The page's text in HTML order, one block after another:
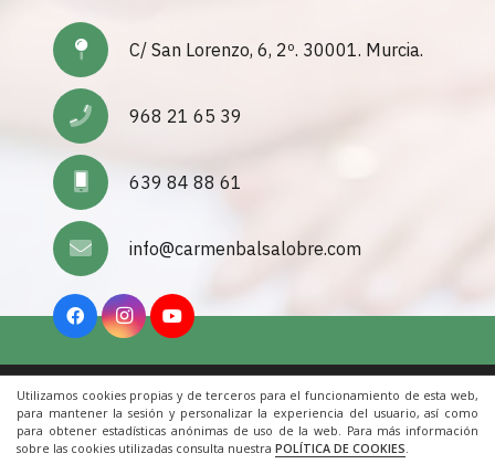
Utilizamos cookies propias y de terceros para el funcionamiento de esta web,
para mantener la sesión y personalizar la experiencia del usuario, así como
para obtener estadísticas anónimas de uso de la web. Para más información
sobre las cookies utilizadas consulta nuestra POLÍTICA DE COOKIES.
C/ San Lorenzo, 6, 2º. 30001. Murcia.
968 21 65 39
639 84 88 61
info@carmenbalsalobre.com
Inicio|Aviso Legal|Cookies|Contacto
© 2022 Todos los derechos reservados. Una web de